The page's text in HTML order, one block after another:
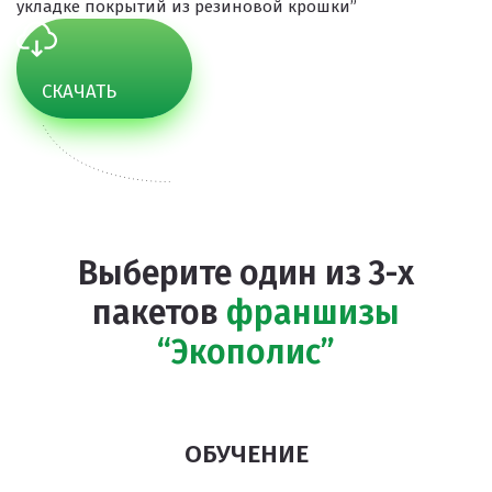
укладке покрытий из резиновой крошки”
СКАЧАТЬ
Выберите один из 3-х
пакетов франшизы
“Экополис”
ОБУЧЕНИЕ